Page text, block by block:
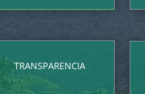
TRANSPARENCIA